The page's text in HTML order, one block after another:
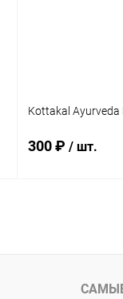
Kottakal
300 ₽ / шт.
Купить в 1 клик
В избранное